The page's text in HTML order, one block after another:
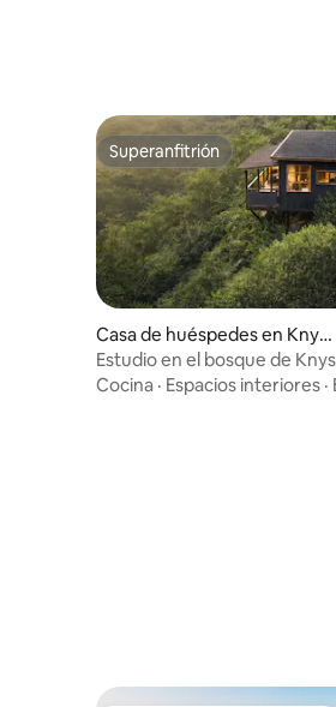
Superanfitrión
Superanfitrión
Casa de huéspedes en Knys
na
Estudio en el bosque de
Cocina · Espacios interiores ·